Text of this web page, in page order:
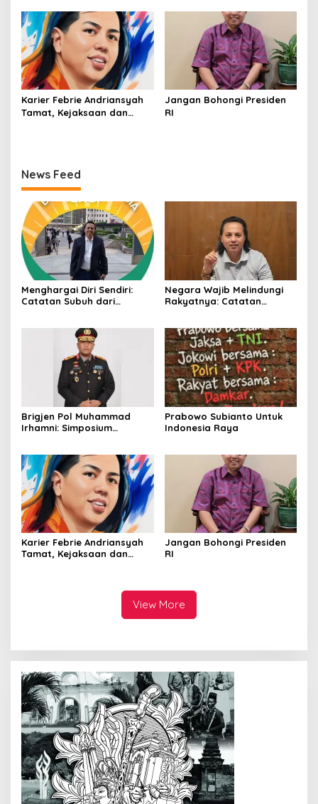
Kejahatan SDA-LH 2026–
2030 Beri Banyak Masukan
Bagi APH
Karier Febrie Andriansyah
Tamat, Kejaksaan dan
Jangan Bohongi Presiden
RI
News Feed
Menghargai Diri Sendiri:
Catatan Subuh dari
Negara Wajib Melindungi
Rakyatnya: Catatan
Kawah Ijen
Brigjen Pol Muhammad
Irhamni: Simposium
2030 Beri Banyak Masukan
Bagi APH
Prabowo Subianto Untuk
Indonesia Raya
Karier Febrie Andriansyah
Tamat, Kejaksaan dan
Jangan Bohongi Presiden
RI
View More